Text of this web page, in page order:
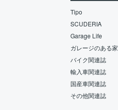
Tipo
SCUDERIA
Garage Life
ガレージのある家
バイク関連誌
輸入車関連誌
国産車関連誌
その他関連誌